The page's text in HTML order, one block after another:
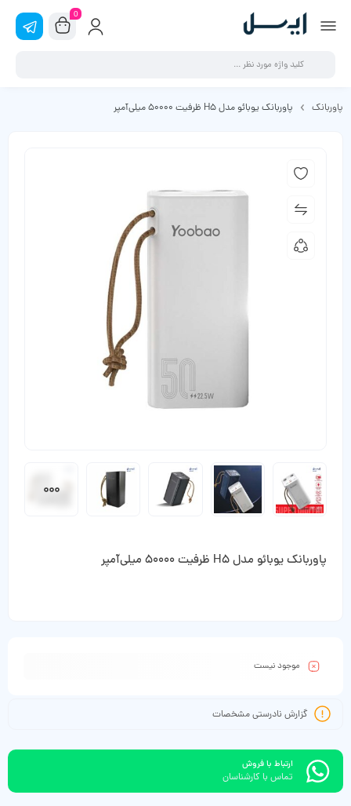
0
پاوربانک پاوربانک یوبائو مدل H5 ظرفیت 50000 میلی‌آمپر
پاوربانک یوبائو مدل H5 ظرفیت 50000 میلی‌آمپر
موجود نیست
گزارش نادرستی مشخصات
ارتباط با فروش
تماس با کارشناسان